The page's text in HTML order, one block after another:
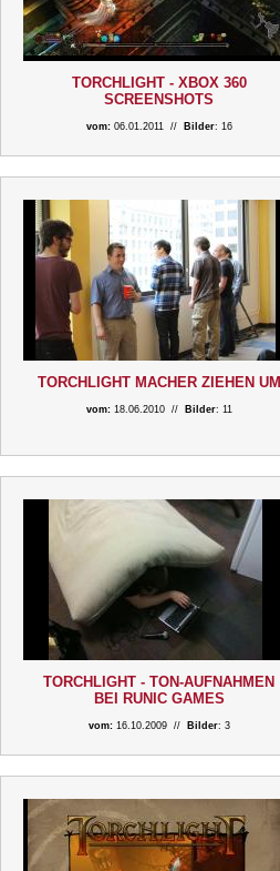
TORCHLIGHT - XBOX 360
SCREENSHOTS
vom:06.01.2011 // Bilder: 16
TORCHLIGHT MACHER ZIEHEN UM
vom:18.06.2010 // Bilder: 11
TORCHLIGHT - TON-AUFNAHMEN
BEI RUNIC GAMES
vom:16.10.2009 // Bilder: 3